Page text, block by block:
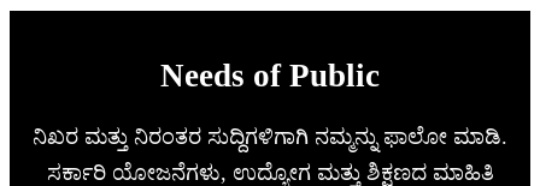
Needs of Public
ನಿಖರ ಮತ್ತು ನಿರಂತರ ಸುದ್ದಿಗಳಿಗಾಗಿ ನಮ್ಮನ್ನು ಫಾಲೋ ಮಾಡಿ.
ಸರ್ಕಾರಿ ಯೋಜನೆಗಳು, ಉದ್ಯೋಗ ಮತ್ತು ಶಿಕ್ಷಣದ ಮಾಹಿತಿ